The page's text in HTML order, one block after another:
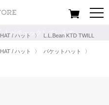
Men
HAT / ハット 〉
L.L.Bean KTD TWILL
HAT / ハット 〉 バケットハット
〉